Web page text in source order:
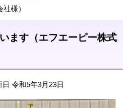
様）
ます（エフエーピー株式
令和5年3月23日